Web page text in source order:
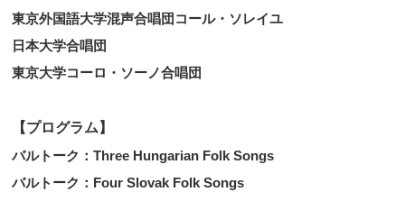
東京外国語大学混声合唱団コール・ソレイユ
日本大学合唱団
東京大学コーロ・ソーノ合唱団
【プログラム】
バルトーク：Three Hungarian Folk Songs
バルトーク：Four Slovak Folk Songs